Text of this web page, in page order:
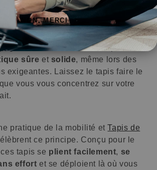
uneadhérence optimal
Dérapantest votre allié
sa surface
antidérapante
devient un souvenir du passé. Il
sûre et solide, même lors des
exigeantes. Laissez le tapis faire le
vous vous concentrez sur votre
pratique de la mobilité etTapis de
ce principe. Conçu pour le
tapis se plient facilement, se
effort et se déploient là où vous
NON, MERCI